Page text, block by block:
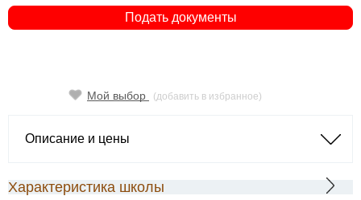
Подать документы
Мой выбор (добавить в избранное)
Описание и цены
Характеристика школы